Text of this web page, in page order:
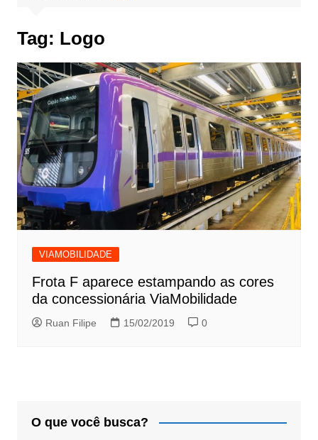
Tag: Logo
VIAMOBILIDADE
Frota F aparece estampando as cores
da concessionária ViaMobilidade
Ruan Filipe 15/02/2019 0
O que você busca?